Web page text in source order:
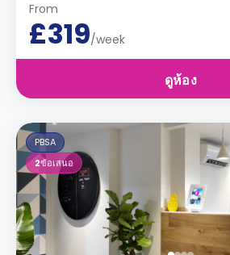
From
£319/week
ดูห้อง
PBSA
2ข้อเสนอ